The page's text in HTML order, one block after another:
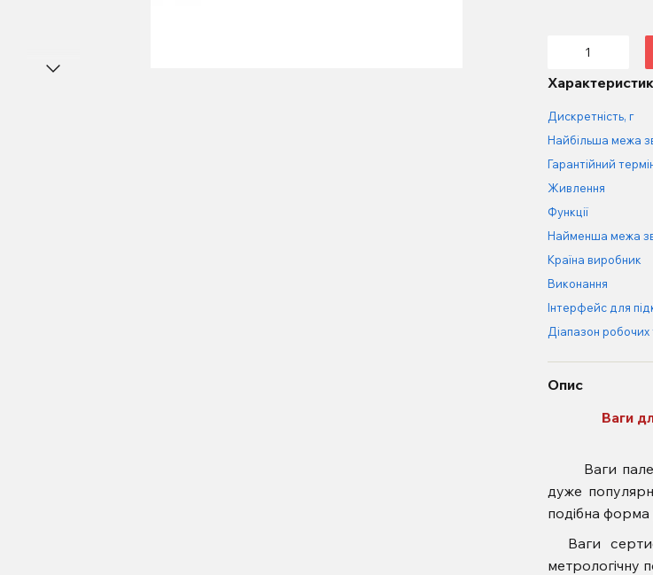
Дискретність, г
Найбільша межа
Гарантійний
Живлення
Функції
Найменша межа
Країна виробник
Виконання
Інтерфейс для
Діапазон
Опис
Ваги
Ваги палет
дуже
подібна форма
Ваги
метрологічну